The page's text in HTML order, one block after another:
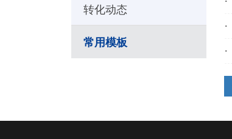
转化动态
常用模板